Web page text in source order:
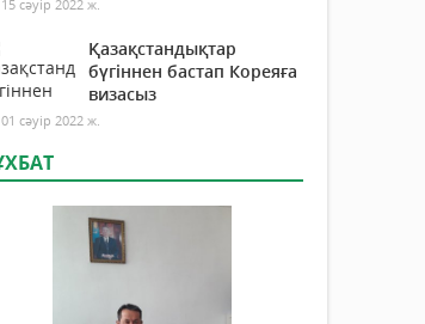
15 сәуір 2022 ж.
Қазақстандықтар
бүгіннен бастап Кореяға
визасыз
01 сәуір 2022 ж.